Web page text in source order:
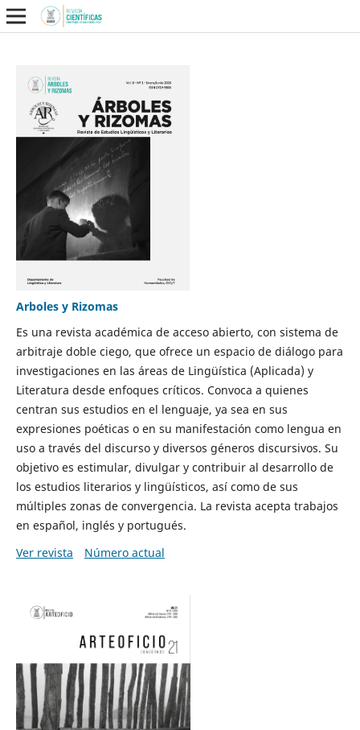
Arboles y Rizomas
Es una revista académica de acceso abierto, con sistema de
arbitraje doble ciego, que ofrece un espacio de diálogo para
investigaciones en las áreas de Lingüística (Aplicada) y
Literatura desde enfoques críticos. Convoca a quienes
centran sus estudios en el lenguaje, ya sea en sus
expresiones poéticas o en su manifestación como lengua en
uso a través del discurso y diversos géneros discursivos. Su
objetivo es estimular, divulgar y contribuir al desarrollo de
los estudios literarios y lingüísticos, así como de sus
múltiples zonas de convergencia. La revista acepta trabajos
en español, inglés y portugués.
Ver revista
Número actual